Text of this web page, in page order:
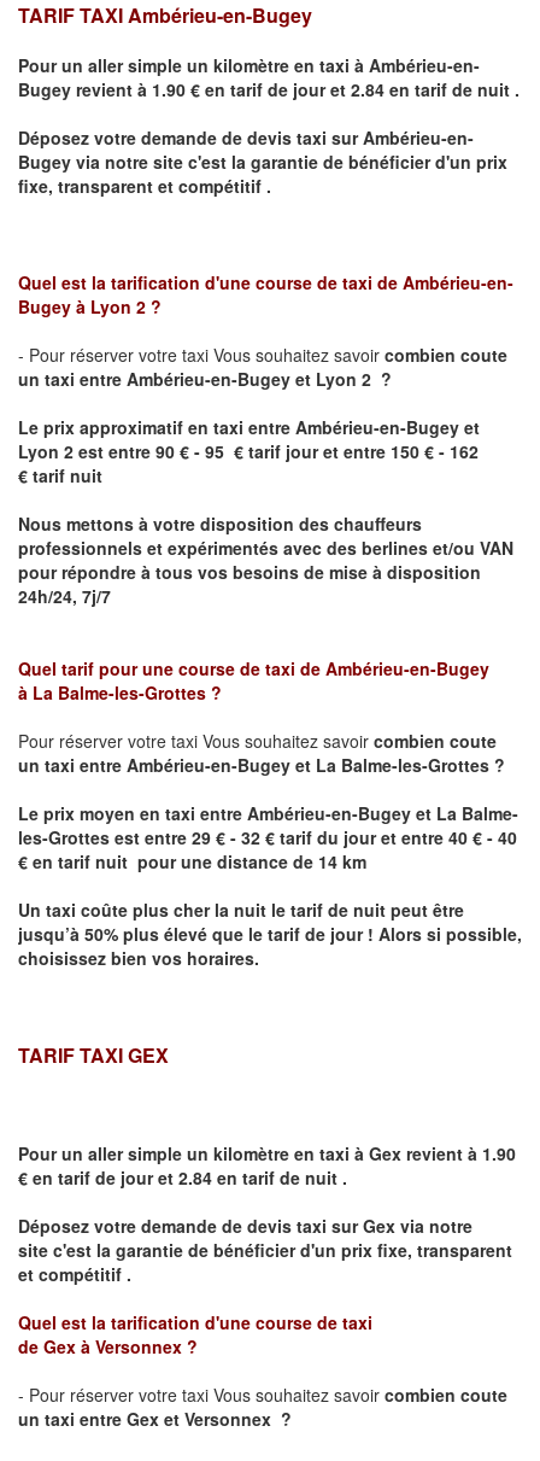
TARIF TAXI Ambérieu-en-Bugey
Pour un aller simple un kilomètre en taxi à Ambérieu-en-
Bugey revient à 1.90 € en tarif de jour et 2.84 en tarif de nuit .
Déposez votre demande de devis taxi surAmbérieu-en-
Bugey via notre site c'est la garantie de bénéficier d'un prix
fixe, transparent et compétitif .
Quel est la tarification d'une course de taxi de Ambérieu-en-
Bugey à Lyon 2 ?
- Pour réserver votre taxi Vous souhaitez savoir combien coute
un taxi entre Ambérieu-en-Bugey et Lyon 2 ?
Le prix approximatif en taxi entre Ambérieu-en-Bugey et
Lyon 2 est entre 90 € - 95 € tarif jour et entre 150 € - 162
€ tarif nuit
Nous mettons à votre disposition des chauffeurs
professionnels et expérimentés avec des berlines et/ou VAN
pour répondre à tous vos besoins de mise à disposition
24h/24, 7j/7
Quel tarif pour une course de taxi de Ambérieu-en-Bugey
à La Balme-les-Grottes ?
Pour réserver votre taxi Vous souhaitez savoir combien coute
un taxi entre Ambérieu-en-Bugey et La Balme-les-Grottes ?
Le prix moyen en taxi entre Ambérieu-en-Bugey et La Balme-
les-Grottes est entre 29 € - 32 € tarif du jour et entre 40 € - 40
€ en tarif nuit pour une distance de 14 km
Un taxi coûte plus cher la nuit le tarif de nuit peut être
jusqu’à 50% plus élevé que le tarif de jour ! Alors si possible,
choisissez bien vos horaires.
TARIF TAXI GEX
Pour un aller simple un kilomètre en taxi à Gex revient à 1.90
€ en tarif de jour et 2.84 en tarif de nuit .
Déposez votre demande de devis taxi surGex via notre
site c'est la garantie de bénéficier d'un prix fixe, transparent
et compétitif .
Quel est la tarification d'une course de taxi
de Gex à Versonnex ?
- Pour réserver votre taxi Vous souhaitez savoir combien coute
un taxi entre Gex et Versonnex ?